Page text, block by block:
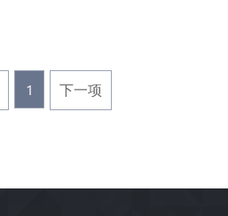
1 下一项